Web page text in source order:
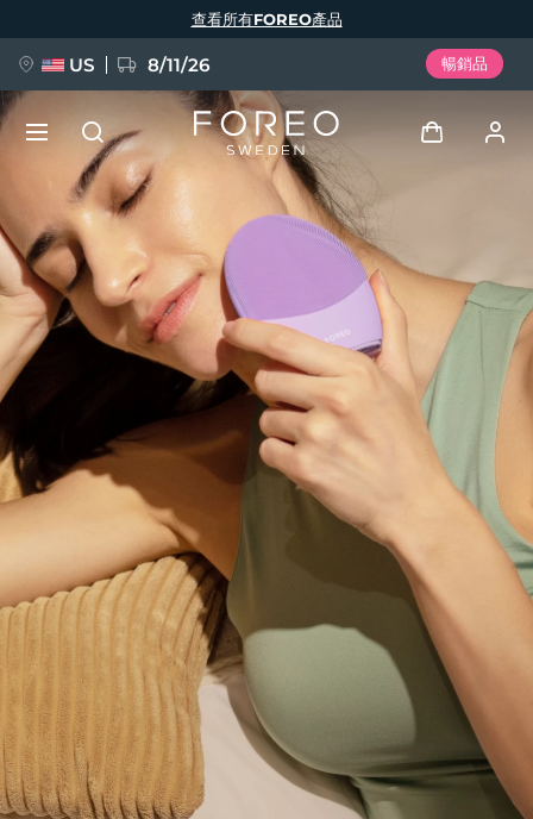
查看所有FOREO產品
US 8/11/26 暢銷品
用戶信息
我的設備
我的訂單
我的地址
我的訂閱
新品
FAQ™ Pure Beauty-Tech Elixir
BREAKING NEWS
issa™ Teeth Whitening Set
FAQ™ Dual LED Panel
熱門產品
語言
English Deutsch
Español
Français
Italiano
Português
Svenska
Русский
Türkçe
简体中文 繁體中文
發貨國家
美國 預計送達日期 8/11/26
英國 預計送達日期 8/10/26
西班牙 8/10/26
澳洲 預計送達日期 8/13/26